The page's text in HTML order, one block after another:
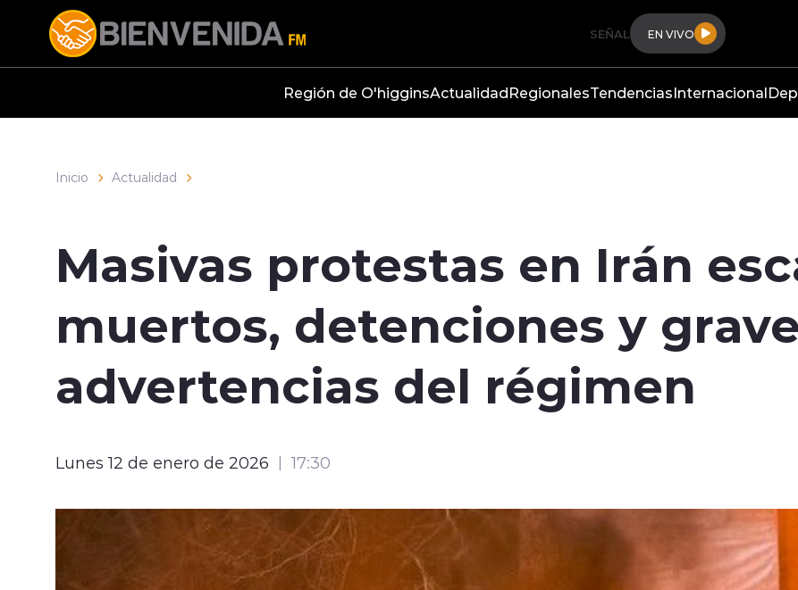
Click acá para ir directamente al contenido
SEÑAL EN VIVO
Región de O'higginsActualidadRegionalesTendenciasInternacional
Inicio Actualidad
Masivas protestas en Irán
muertos, detenciones y
advertencias del régimen
Lunes 12 de enero de 2026 17:30